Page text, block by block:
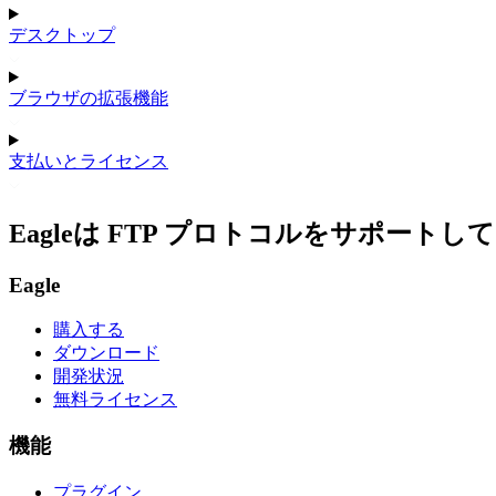
デスクトップ
ブラウザの拡張機能
支払いとライセンス
Eagleは FTP プロトコルをサポートし
Eagle
購入する
ダウンロード
開発状況
無料ライセンス
機能
プラグイン